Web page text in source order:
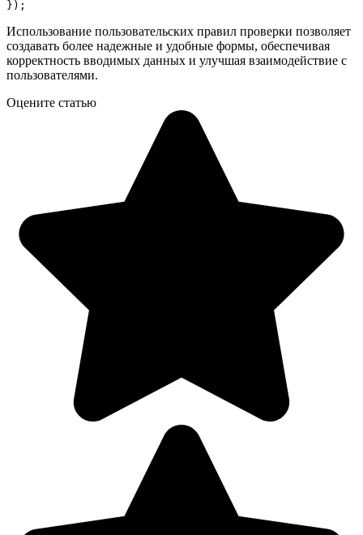
Использование пользовательских правил проверки позволяет
создавать более надежные и удобные формы, обеспечивая
корректность вводимых данных и улучшая взаимодействие с
пользователями.
Оцените статью